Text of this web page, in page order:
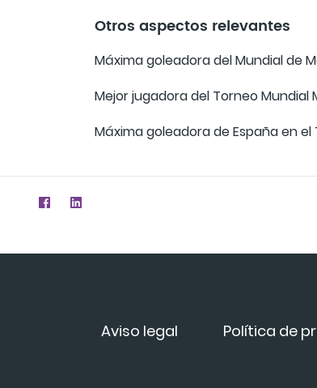
Otros aspectos relevantes
Máxima goleadora del Mundial de
Mejor jugadora del Torneo Mundial
Máxima goleadora de España en
Aviso legal Política de